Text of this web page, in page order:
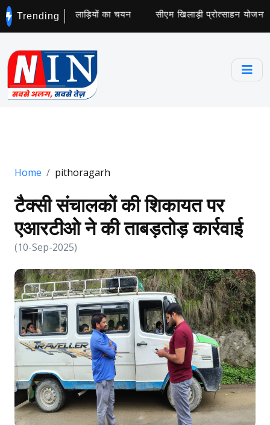
Trending
के लिए 5 खिलाड़ियों का चयन सीएम खिलाड़ी प्रोत्साहन
Home pithoragarh
टैक्सी संचालकों की शिकायत पर
एआरटीओ ने की ताबड़तोड़ कार्रवाई
(10-Sep-2025)